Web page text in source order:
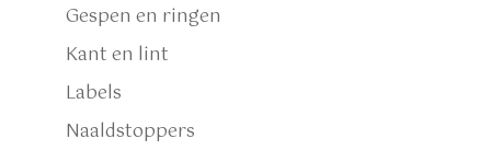
Gespen en ringen
Kant en lint
Labels
Naaldstoppers